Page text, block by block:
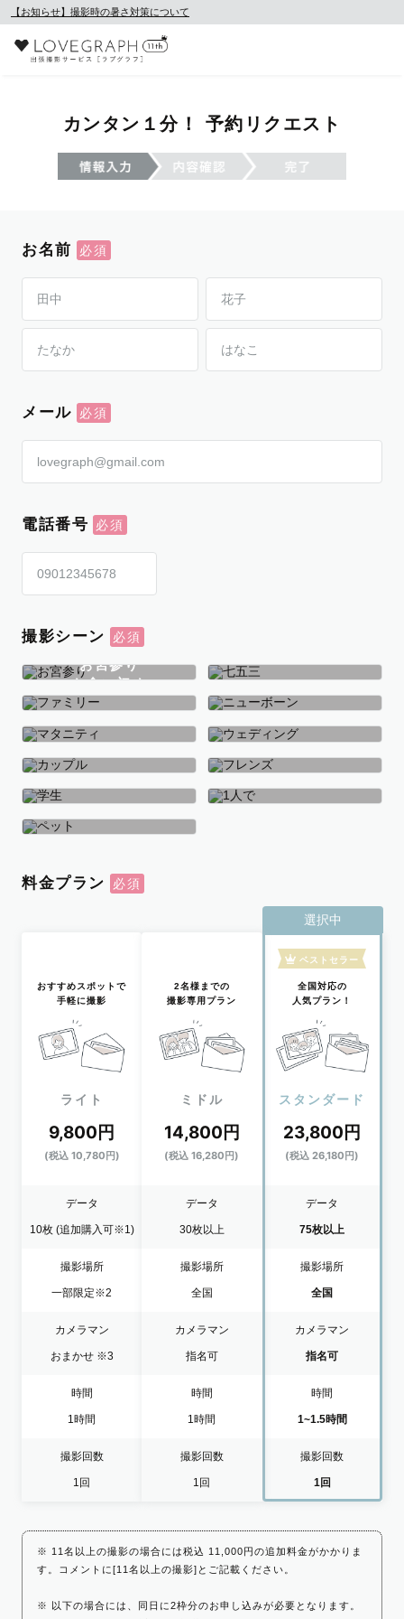
【お知らせ】撮影時の暑さ対策について
カンタン１分！ 予約リクエスト
お名前
メール
電話番号
撮影シーン
お宮参り
お食い初め
七五三
ファミリー ニューボーン
マタニティ ウェディング
カップル フレンズ
学生
料金プラン
おすすめスポットで
手軽に撮影
ライト
9,800円
(税込 10,780円)
データ
10枚 (追加購入可※1)
撮影場所
一部限定※2
カメラマン
おまかせ ※3
時間
1時間
撮影回数
1回
2名様までの
撮影専用プラン
ミドル
14,800円
(税込 16,280円)
データ
30枚以上
撮影場所
全国
カメラマン
指名可
時間
1時間
撮影回数
1回
選択中
ベストセラー
全国対応の
人気プラン！
スタンダード
23,800円
(税込 26,180円)
データ
75枚以上
撮影場所
全国
カメラマン
指名可
時間
1~1.5時間
撮影回数
1回
※ 11名以上の撮影の場合には税込 11,000円の追加料金がかかりま
す。コメントに[11名以上の撮影]とご記載ください。
※ 以下の場合には、同日に2枠分のお申し込みが必要となります。